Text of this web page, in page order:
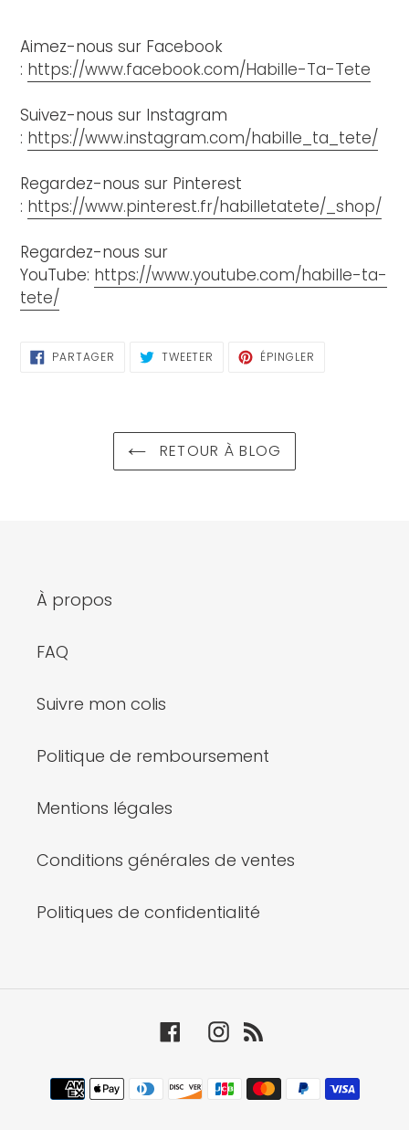
Aimez-nous sur Facebook
: https://www.facebook.com/Habille-Ta-Tete
Suivez-nous sur Instagram
: https://www.instagram.com/habille_ta_tete/
Regardez-nous sur Pinterest
: https://www.pinterest.fr/habilletatete/_shop/
Regardez-nous sur
YouTube: https://www.youtube.com/habille-ta-
tete/
PARTAGER PARTAGERTWEETER TWEETERÉPINGLER
RETOUR À BLOG
À propos
FAQ
Suivre mon colis
Politique de remboursement
Mentions légales
Conditions générales de ventes
Politiques de confidentialité
FacebookInstagram
Moyens
de